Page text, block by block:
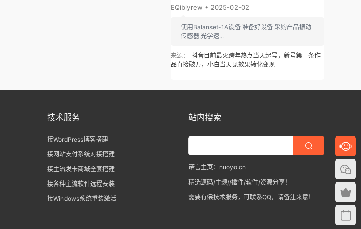
EQiblyrew • 2025-02-02
使用Balanset-1A设备 准备好设备 采购产品振动
传感器,光学速...
来源：
抖音目前最火跨年热点当天起号，新号第一条作
品直接破万，小白当天见效果转化变现
技术服务
接WordPress博客搭建
接网站支付系统对接搭建
接主流发卡商城全套搭建
接各种主流软件远程安装
接Windows系统重装激活
站内搜索
诺言主页：nuoyo.cn
精选源码/主题//插件/软件/资源分享！
需要有偿技术服务，可联系QQ，请备注来意！